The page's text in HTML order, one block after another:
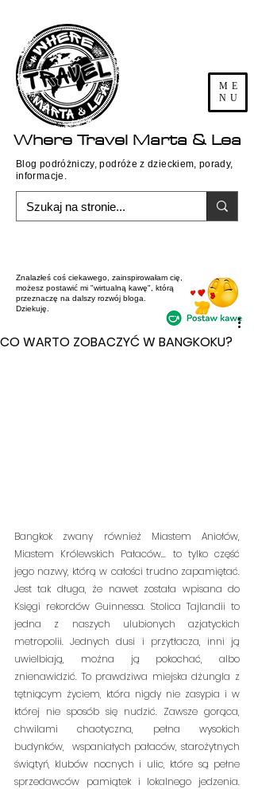
ME
NU
WhereTravel Marta & Lea
Blog podróżniczy, podróże z dzieckiem, porady,
informacje.
Znalazłeś coś ciekawego, zainspirowałam cię,
możesz postawić mi "wirtualną kawę", którą
przeznaczę na dalszy rozwój bloga.
Dziekuję.
CO WARTO ZOBACZYĆ W BANGKOKU?
Bangkok zwany również Miastem Aniołów,
Miastem Królewskich Pałaców... to tylko część
jego nazwy, którą w całości trudno zapamiętać.
Jest tak długa, że nawet została wpisana do
Księgi rekordów Guinnessa. Stolica Tajlandii to
jedna z naszych ulubionych azjatyckich
metropolii. Jednych dusi i przytłacza, inni ją
uwielbiają, można ją pokochać, albo
znienawidzić. To prawdziwa miejska dżungla z
tętniącym życiem, która nigdy nie zasypia i w
której nie sposób się nudzić. Zawsze gorąca,
chwilami chaotyczna, pełna wysokich
budynków,  wspaniałych pałaców, starożytnych
świątyń, klubów nocnych i ulic, które są pełne
sprzedawców pamiątek i lokalnego jedzenia.